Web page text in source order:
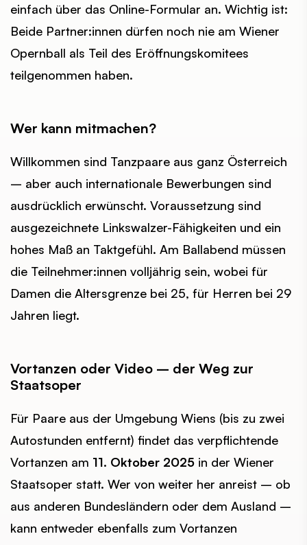
einfach über das Online-Formular an. Wichtig ist:
Beide Partner:innen dürfen noch nie am Wiener
Opernball als Teil des Eröffnungskomitees
teilgenommen haben.
Wer kann mitmachen?
Willkommen sind Tanzpaare aus ganz Österreich
– aber auch internationale Bewerbungen sind
ausdrücklich erwünscht. Voraussetzung sind
ausgezeichnete Linkswalzer-Fähigkeiten und ein
hohes Maß an Taktgefühl. Am Ballabend müssen
die Teilnehmer:innen volljährig sein, wobei für
Damen die Altersgrenze bei 25, für Herren bei 29
Jahren liegt.
Vortanzen oder Video – der Weg zur
Staatsoper
Für Paare aus der Umgebung Wiens (bis zu zwei
Autostunden entfernt) findet das verpflichtende
Vortanzen am 11. Oktober 2025 in der Wiener
Staatsoper statt. Wer von weiter her anreist – ob
aus anderen Bundesländern oder dem Ausland –
kann entweder ebenfalls zum Vortanzen